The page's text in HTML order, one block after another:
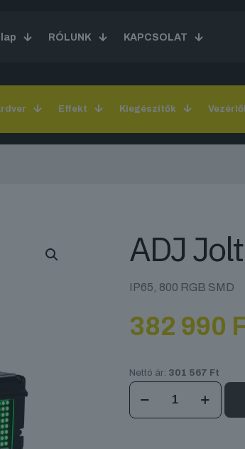
RÓLUNK KAPCSOLAT
Effekt Kiegészítők
ADJ
IP65, 800 RGB SMD
382 990
Nettó ár: 301 567 Ft
ADJ